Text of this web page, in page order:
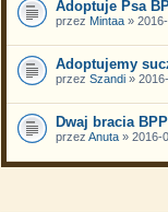
Adoptuje Psa
przez Mintaa» 2016-
Adoptujemy
przez Szandi»
Dwaj bracia
przez Anuta» 2016-